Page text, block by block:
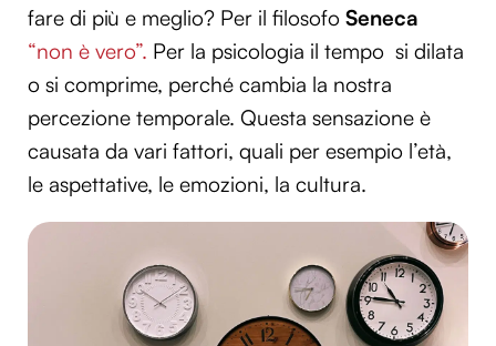
fare di più e meglio? Per il filosofo Seneca
“non è vero”. Per la psicologia il tempo si dilata
o si comprime, perché cambia la nostra
percezione temporale. Questa sensazione è
causata da vari fattori, quali per esempio l’età,
le aspettative, le emozioni, la cultura.